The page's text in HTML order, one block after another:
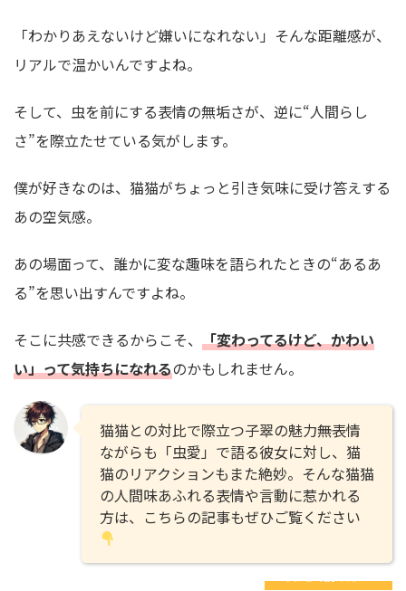
「わかりあえないけど嫌いになれない」そんな距離感が、
リアルで温かいんですよね。
そして、虫を前にする表情の無垢さが、逆に“人間らし
さ”を際立たせている気がします。
僕が好きなのは、猫猫がちょっと引き気味に受け答えする
あの空気感。
あの場面って、誰かに変な趣味を語られたときの“あるあ
る”を思い出すんですよね。
そこに共感できるからこそ、 「変わってるけど、かわい
い」って気持ちになれるのかもしれません。
猫猫との対比で際立つ子翠の魅力――無表情
ながらも「虫愛」で語る彼女に対し、猫
猫のリアクションもまた絶妙。そんな猫猫
の人間味あふれる表情や言動に惹かれる
方は、こちらの記事もぜひご覧ください